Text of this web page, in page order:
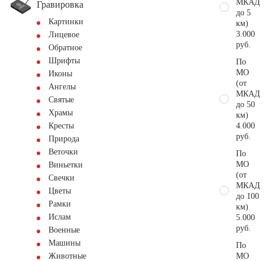
Гравировка
Картинки
Лицевое
Обратное
Шрифты
Иконы
Ангелы
Святые
Храмы
Кресты
Природа
Веточки
Виньетки
Свечки
Цветы
Рамки
Ислам
Военные
Машины
Животные
МКАД
до 5
км)
3.000
руб.
По
МО
(от
МКАД
до 50
км)
4.000
руб.
По
МО
(от
МКАД
до 100
км)
5.000
руб.
По
МО